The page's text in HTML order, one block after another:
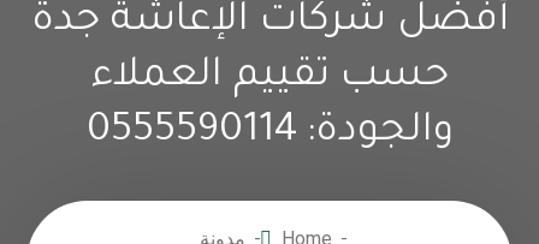
أفضل شركات الإعاشة جدة
حسب تقييم العملاء
والجودة: 0555590114
Home
مدونة